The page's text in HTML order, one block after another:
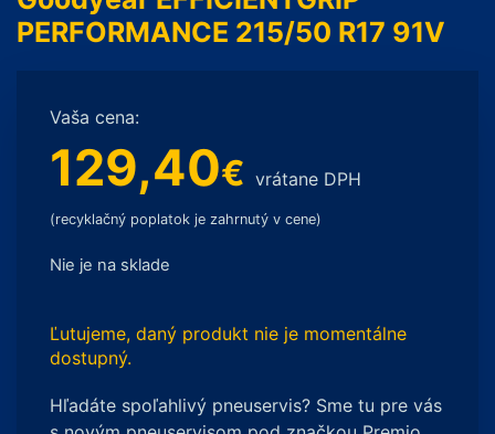
PERFORMANCE 215/50 R17 91V
Vaša cena:
129,40€ vrátane DPH
(recyklačný poplatok je zahrnutý v cene)
Nie je na sklade
Ľutujeme, daný produkt nie je momentálne
dostupný.
Hľadáte spoľahlivý pneuservis? Sme tu pre vás